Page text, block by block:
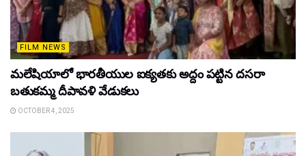
FILM NEWS
మలేషియాలో భారతీయుల ఐక్యతకు అద్దం పట్టిన దసరా
బతుకమ్మ దీపావళి వేడుకలు
OCTOBER 4, 2025